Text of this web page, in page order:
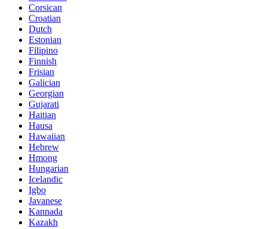
Corsican
Croatian
Dutch
Estonian
Filipino
Finnish
Frisian
Galician
Georgian
Gujarati
Haitian
Hausa
Hawaiian
Hebrew
Hmong
Hungarian
Icelandic
Igbo
Javanese
Kannada
Kazakh